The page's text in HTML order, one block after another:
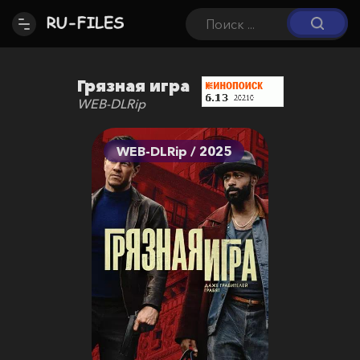
Грязная игра
WEB-DLRip
WEB-DLRip / 2025